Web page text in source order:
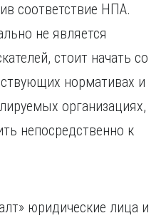
соответствие НПА.
не является
стоит начать со
нормативах и
организациях,
непосредственно к
юридические лица и